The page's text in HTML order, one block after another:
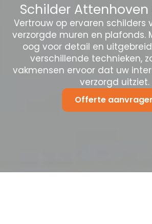
Schilder
Vertrouw op ervaren schilders
verzorgde muren en plafonds.
oog voor detail en
verschillende technieken,
vakmensen ervoor dat uw
verzorgd uitziet.
Offerte